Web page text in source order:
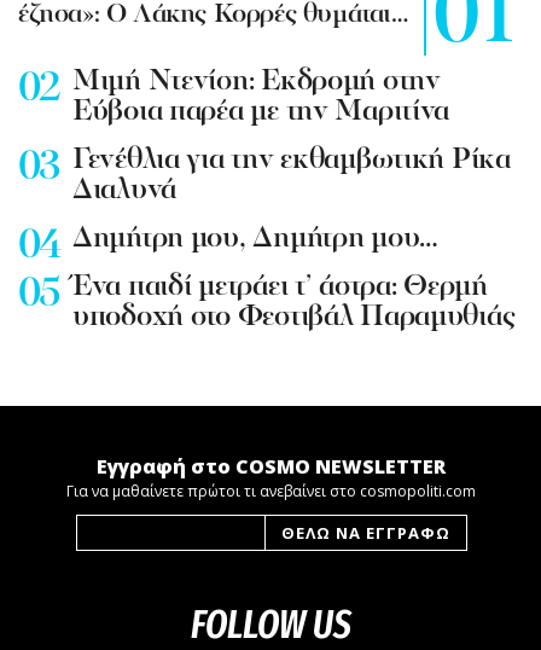
έζησα»: Ο Λάκης Κορρές θυμάται…
Mιμή Ντενίση: Εκδρομή στην
Εύβοια παρέα με την Μαριτίνα
Γενέθλια για την εκθαμβωτική Ρίκα
Διαλυνά
Δημήτρη μου, Δημήτρη μου…
Ένα παιδί μετράει τ’ άστρα: Θερμή
υποδοχή στο Φεστιβάλ Παραμυθιάς
Εγγραφή στο COSMO NEWSLETTER
Για να μαθαίνετε πρώτοι τι ανεβαίνει στο cosmopoliti.com
FOLLOW US